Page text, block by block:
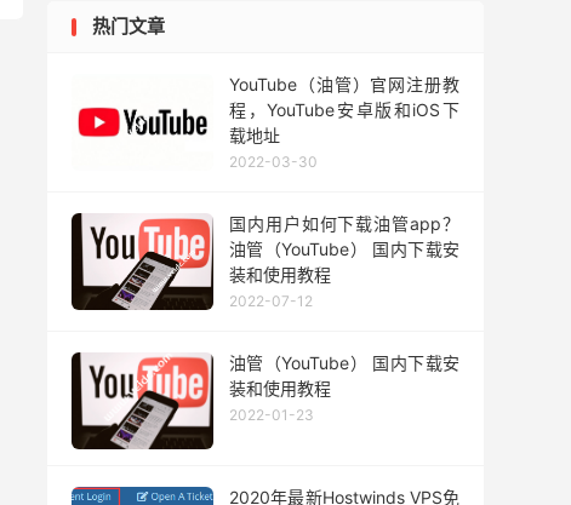
热门文章
YouTube（油管）官网注册教
程，YouTube安卓版和iOS下
载地址
2022-03-30
国内用户如何下载油管app？
油管（YouTube） 国内下载安
装和使用教程
2022-07-12
油管（YouTube） 国内下载安
装和使用教程
2022-01-23
2020年最新Hostwinds VPS免